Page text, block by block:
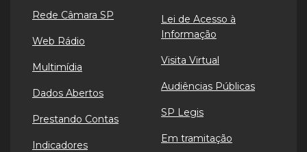
Rede Câmara SP
Web Rádio
Multimídia
Dados Abertos
Prestando Contas
Indicadores
Lei de Acesso à
Informação
Visita Virtual
Audiências Públicas
SP Legis
Em tramitação